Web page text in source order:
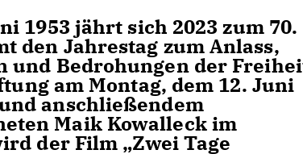
1953 jährt sich 2023 zum 70.
den Jahrestag zum Anlass,
und Bedrohungen der
am Montag, dem 12. Juni
anschließendem
Maik Kowalleck im
der Film „Zwei Tage